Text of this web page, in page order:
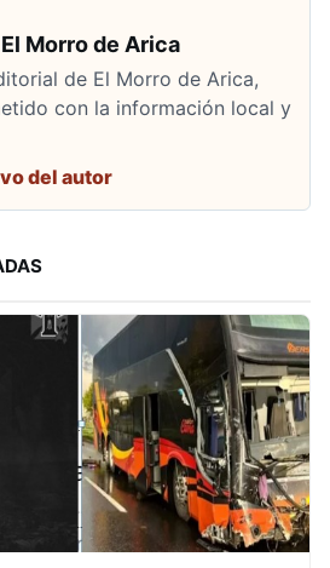
Morro de Arica
de El Morro de Arica,
con la información local y
del autor